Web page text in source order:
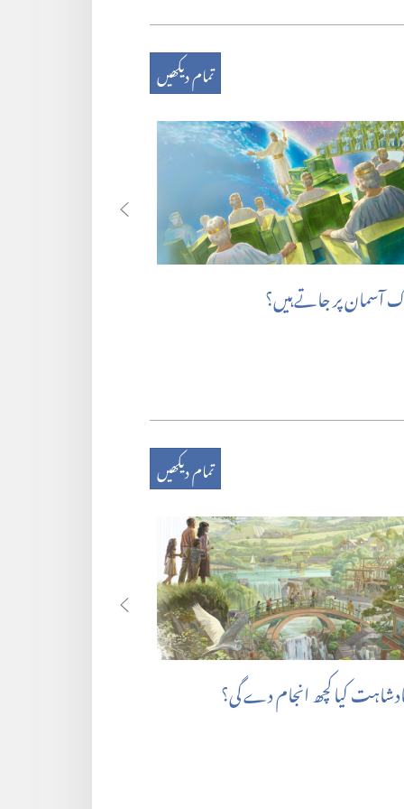
تمام دیکھیں
آسمان پر جاتے ہیں؟‏
تمام دیکھیں
کیا کچھ انجام دے گی؟‏